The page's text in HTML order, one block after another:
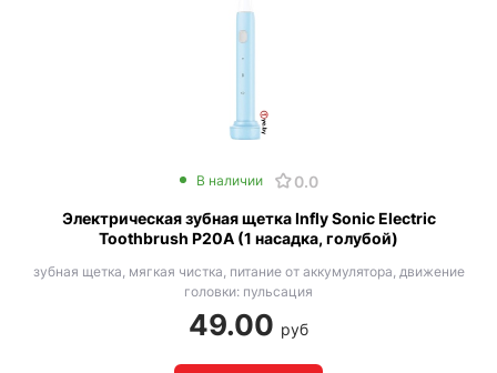
В наличии
0.0
Электрическая зубная щетка Infly Sonic Electric
Toothbrush P20A (1 насадка, голубой)
зубная щетка, мягкая чистка, питание от аккумулятора, движение
головки: пульсация
49.00 руб